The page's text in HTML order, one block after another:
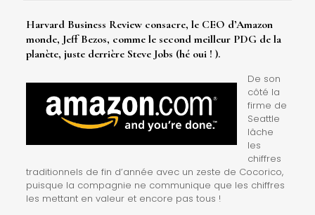
Harvard Business Review consacre, le CEO d’Amazon
monde, Jeff Bezos, comme le second meilleur PDG de la
planète, juste derrière Steve Jobs (hé oui ! ).
De son
côté la
firme de
Seattle
lâche
les
chiffres
traditionnels de fin d’année avec un zeste de Cocorico,
puisque la compagnie ne communique que les chiffres
les mettant en valeur et encore pas tous !